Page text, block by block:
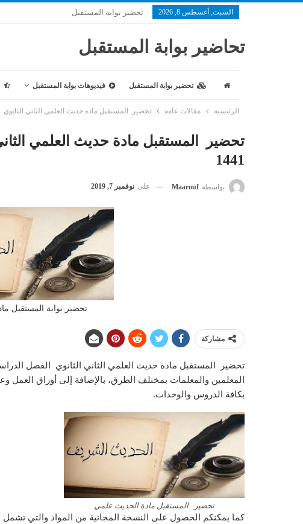
السبت, أغسطس 8, 2026 تحضير بوابة المستقبل
تحاضير بوابة المستقبل
تحضير بوابة المستقبل فيديوهات بوابة المستقبل
الرئيسية مقالات عامة تحضير المستقبل مادة حديث العلمي الثاني الثانوي
تحضير المستقبل مادة حديث العلمي
1441
بواسطة Maarouf على نوفمبر 7, 2019
تحضير بوابة المستقبل
مشاركة
المعلمين والمعلمات بمختلف الطرق، بالإضافة إلى أوراق العمل
بكافة الدروس والوحدات.
تحضير المستقبل مادة الحديث علمي
كما يمكنكم الحصول على النسخة المجانية من المواد والتي تشمل